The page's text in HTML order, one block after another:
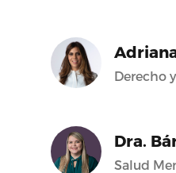
Derecho
Dra.
Salud